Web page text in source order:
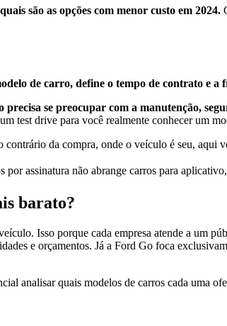
são as opções com menor custo em 2024.
de carro, define o tempo de contrato e
precisa se preocupar com a manutenção,
test drive para você realmente conhecer um
da compra, onde o veículo é seu, aqui
assinatura não abrange carros para
barato?
Isso porque cada empresa atende a um
e orçamentos. Já a Ford Go foca
analisar quais modelos de carros cada uma